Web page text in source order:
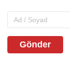
Gönder